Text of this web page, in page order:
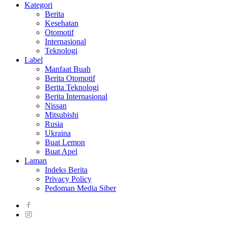
Kategori
Berita
Kesehatan
Otomotif
Internasional
Teknologi
Label
Manfaat Buah
Berita Otomotif
Berita Teknologi
Berita Internasional
Nissan
Mitsubishi
Rusia
Ukraina
Buat Lemon
Buat Apel
Laman
Indeks Berita
Privacy Policy
Pedoman Media Siber